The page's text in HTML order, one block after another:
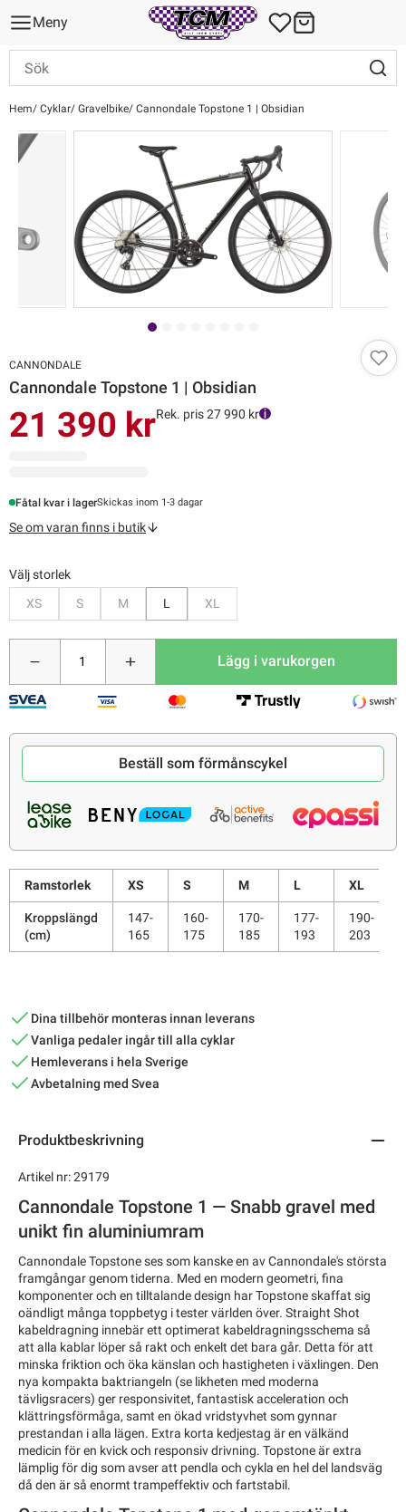
Meny
Hem Cyklar Gravelbike Cannondale Topstone 1 | Obsidian
CANNONDALE
Cannondale Topstone 1 | Obsidian
21 390 krRek. pris 27 990 kr
Fåtal kvar i lagerSkickas inom 1-3 dagar
Se om varan finns i butik
Välj storlek
XS
S M L XL
Lägg i varukorgen
Beställ som förmånscykel
Ramstorlek XS S M L XL
Kroppslängd
(cm)
147-
165
160-
175
170-
185
177-
193
190-
203
Dina tillbehör monteras innan leverans
Vanliga pedaler ingår till alla cyklar
Hemleverans i hela Sverige
Avbetalning med Svea
Produktbeskrivning
Artikel nr: 29179
Cannondale Topstone 1 — Snabb gravel med
unikt fin aluminiumram
Cannondale Topstone ses som kanske en av Cannondale's största
framgångar genom tiderna. Med en modern geometri, fina
komponenter och en tilltalande design har Topstone skaffat sig
oändligt många toppbetyg i tester världen över. Straight Shot
kabeldragning innebär ett optimerat kabeldragningsschema så
att alla kablar löper så rakt och enkelt det bara går. Detta för att
minska friktion och öka känslan och hastigheten i växlingen. Den
nya kompakta baktriangeln (se likheten med moderna
tävligsracers) ger responsivitet, fantastisk acceleration och
klättringsförmåga, samt en ökad vridstyvhet som gynnar
prestandan i alla lägen. Extra korta kedjestag är en välkänd
medicin för en kvick och responsiv drivning. Topstone är extra
lämplig för dig som avser att pendla och cykla en hel del landsväg
då den är så enormt trampeffektiv och fartstabil.